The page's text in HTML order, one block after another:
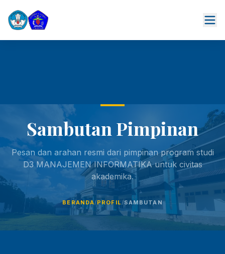
Sambutan Pimpinan
Pesan dan arahan resmi dari pimpinan program studi
D3 MANAJEMEN INFORMATIKA untuk civitas
akademika.
BERANDA/PROFIL/SAMBUTAN